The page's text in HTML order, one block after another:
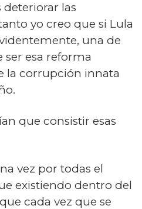
deteriorar las
yo creo que si Lula
una de
ser esa reforma
la corrupción innata
que consistir esas
vez por todas el
existiendo dentro del
cada vez que se